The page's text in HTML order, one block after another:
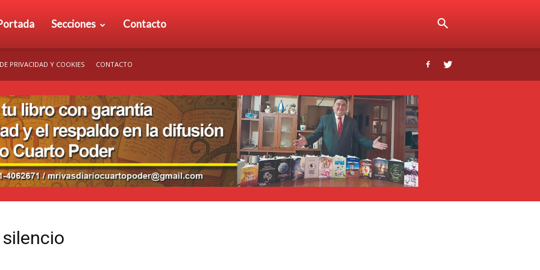
Secciones Contacto
PRIVACIDAD Y COOKIES CONTACTO